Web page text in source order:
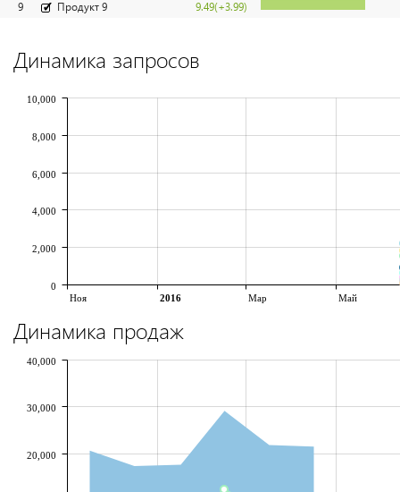
9
Продукт 9 9.49(+3.99)
Динамика запросов
Ноя 2016 Мар Май
0
2,000
4,000
6,000
8,000
10,000
Динамика продаж
20,000
30,000
40,000